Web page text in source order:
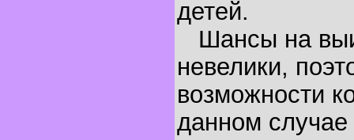
детей.
Шансы на
невелики,
возможности
данном